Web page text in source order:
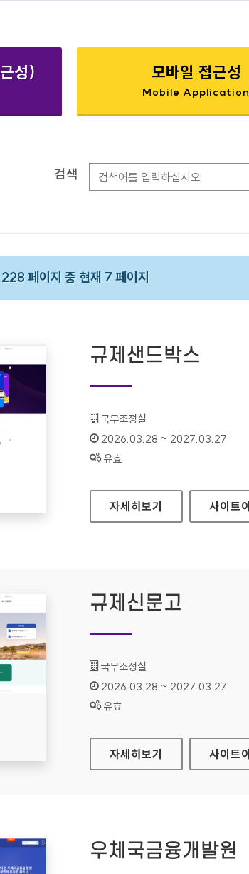
성) 모바일 접근성
Mobile Application
검색
페이지 중 현재 7 페이지
규제샌드박스
기관명 :
국무조정실
인증기간 :
2026.03.28 ~ 2027.03.27
상태 :
유효
규제샌드박스
자세히보기 사이트
규제신문고
기관명 :
국무조정실
인증기간 :
2026.03.28 ~ 2027.03.27
상태 :
유효
규제신문고
자세히보기 사이트
우체국금융개발원